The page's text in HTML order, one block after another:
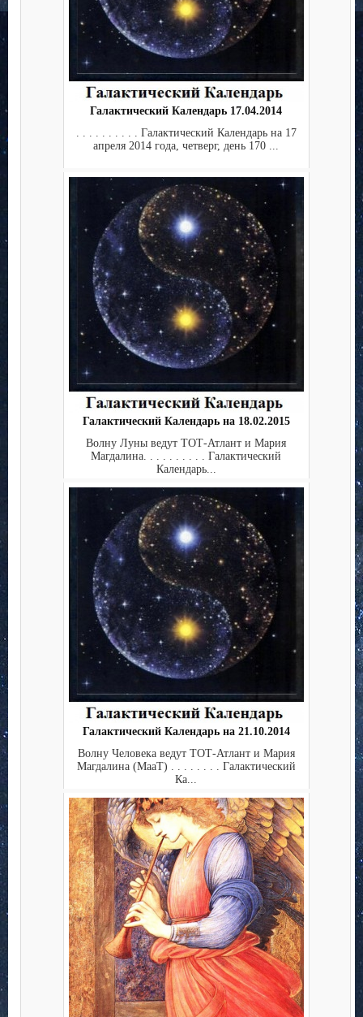
Галактический Календарь 17.04.2014
. . . . . . . . . . Галактический Календарь на 17
апреля 2014 года, четверг, день 170 ...
Галактический Календарь на 18.02.2015
Волну Луны ведут ТОТ-Атлант и Мария
Магдалина. . . . . . . . . . Галактический
Календарь...
Галактический Календарь на 21.10.2014
Волну Человека ведут ТОТ-Атлант и Мария
Магдалина (МааТ) . . . . . . . . Галактический
Ка...